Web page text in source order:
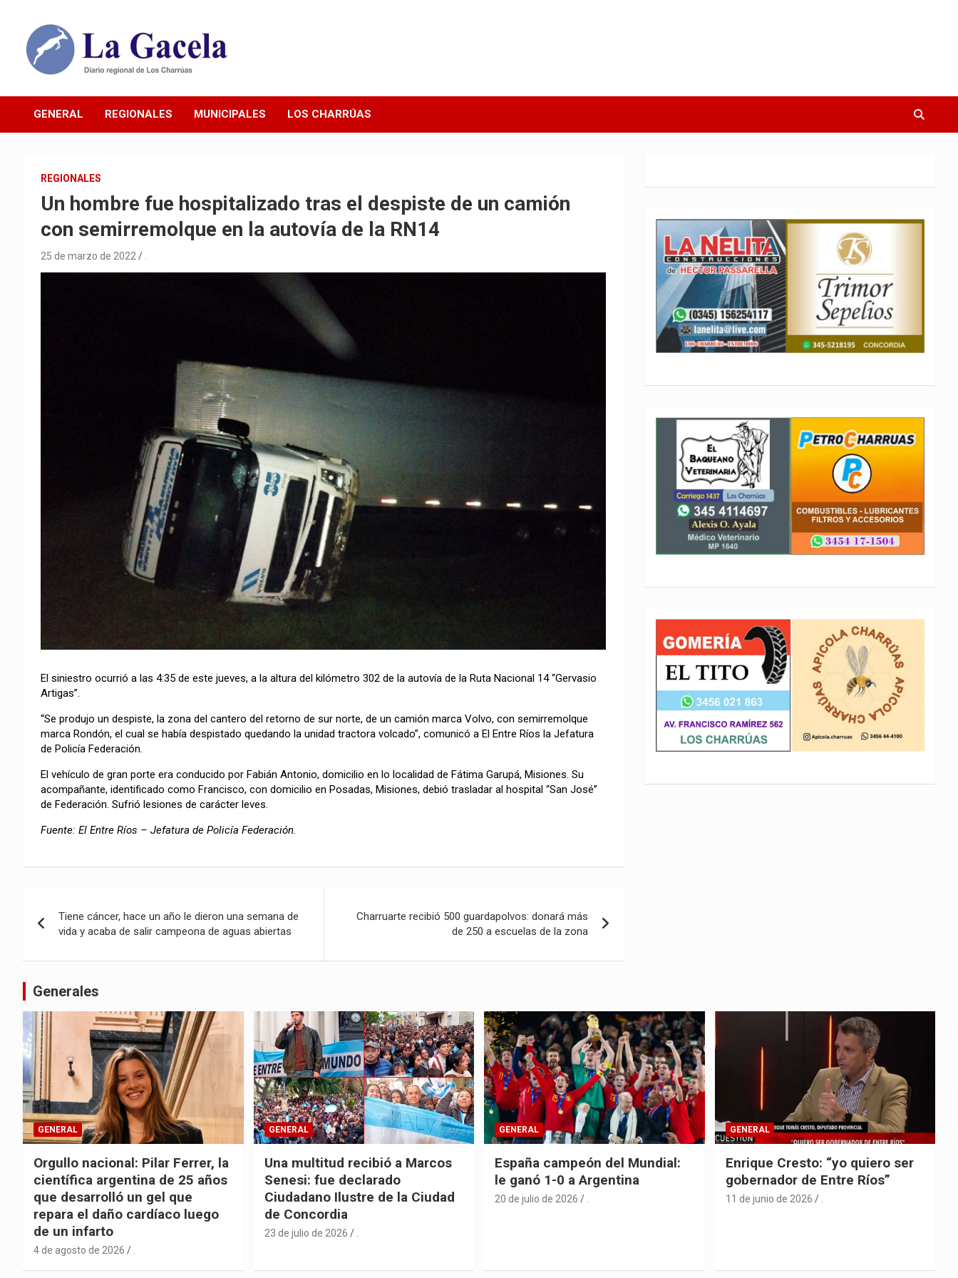
contenido
Diario La Gacela
GENERAL REGIONALES MUNICIPALES LOS CHARRÚAS
REGIONALES
Un hombre fue hospitalizado tras el despiste de un camión
con semirremolque en la autovía de la RN14
25 de marzo de 2022
El siniestro ocurrió a las 4:35 de este jueves, a la altura del kilómetro 302 de la autovía de la Ruta Nacional 14 “Gervasio
Artigas”.
“Se produjo un despiste, la zona del cantero del retorno de sur norte, de un camión marca Volvo, con semirremolque
marca Rondón, el cual se había despistado quedando la unidad tractora volcado”, comunicó a El Entre Ríos la Jefatura
de Policía Federación.
El vehículo de gran porte era conducido por Fabián Antonio, domicilio en lo localidad de Fátima Garupá, Misiones. Su
acompañante, identificado como Francisco, con domicilio en Posadas, Misiones, debió trasladar al hospital “San José”
de Federación. Sufrió lesiones de carácter leves.
Fuente: El Entre Ríos – Jefatura de Policía Federación.
de
entradas
Tiene cáncer, hace un año le dieron una semana de
vida y acaba de salir campeona de aguas abiertas
Charruarte recibió 500 guardapolvos: donará más
de 250 a escuelas de la zona
Generales
GENERAL
Orgullo nacional: Pilar Ferrer, la
científica argentina de 25 años
que desarrolló un gel que
repara el daño cardíaco luego
de un infarto
4 de agosto de 2026
GENERAL
Una multitud recibió a Marcos
Senesi: fue declarado
Ciudadano Ilustre de la Ciudad
de Concordia
23 de julio de 2026
GENERAL
España campeón del Mundial:
le ganó 1-0 a Argentina
20 de julio de 2026
GENERAL
Enrique Cresto: “yo quiero ser
gobernador de Entre Ríos”
11 de junio de 2026